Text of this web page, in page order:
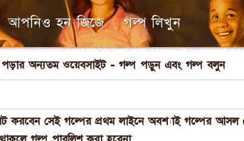
আপনিও হন জিজে গল্প লিখুন
পড়ার অন্যতম ওয়েবসাইট - গল্প পড়ুন এবং গল্প বলুন
করবেন সেই গল্পের প্রথম লাইনে অবশ্যাই গল্পের